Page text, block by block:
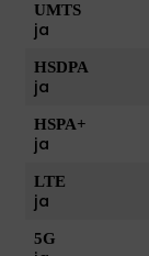
UMTS
ja
HSDPA
ja
HSPA+
ja
LTE
ja
5G